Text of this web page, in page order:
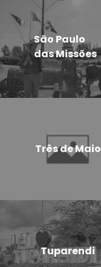
São Paulo
das Missões
Três de Maio
Tuparendi